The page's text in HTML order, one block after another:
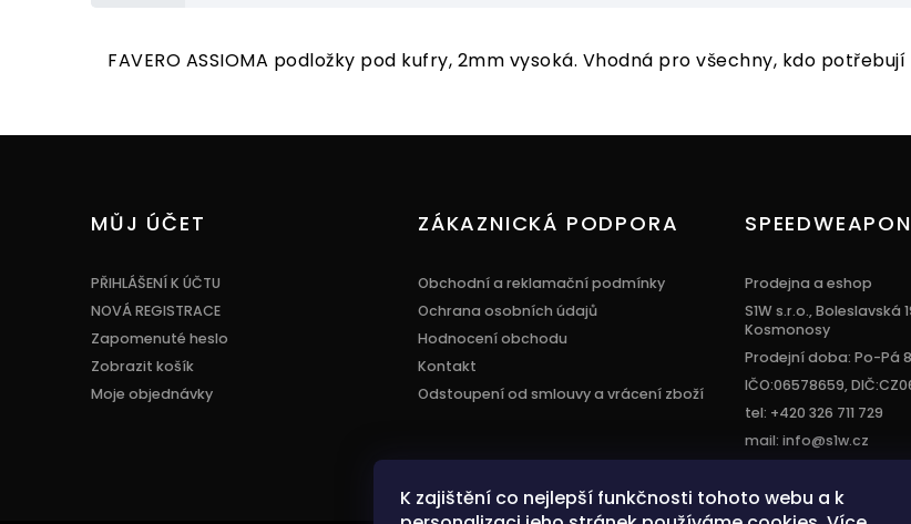
K zajištění co nejlepší funkčnosti tohoto webu a k
FAVERO ASSIOMA podložky pod kufry, 2mm vysoká. Vhodná pro všechny, kdo
Z
MŮJ ÚČET
PŘIHLÁŠENÍ K ÚČTU
NOVÁ REGISTRACE
Zapomenuté heslo
Zobrazit košík
Moje objednávky
ZÁKAZNICKÁ PODPORA
Obchodní a reklamační podmínky
Ochrana osobních údajů
Hodnocení obchodu
Kontakt
Odstoupení od smlouvy a vrácení zboží
Prodejna a eshop
S1W s.r.o., Boleslavská
Kosmonosy
Prodejní doba: Po-Pá
IČO:06578659,
tel: +420 326 711 729
mail: info@s1w.cz